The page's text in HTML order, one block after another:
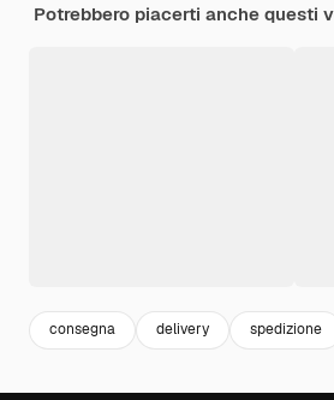
Potrebbero piacerti anche questi
consegna delivery spedizione